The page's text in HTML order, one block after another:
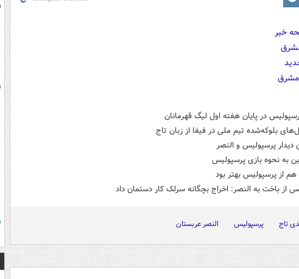
در پایان هفته اول لیگ قهرمانان
بلوکه‌شده تیم ملی در فیفا از زبان تاج
دیدار پرسپولیس و النصر
به نحوه بازی پرسپولیس
هم از پرسپولیس بهتر بود
باخت به النصر: اخراج بچگانه سرلک کار دستمان داد
تاج پرسپولیس النصر عربستان